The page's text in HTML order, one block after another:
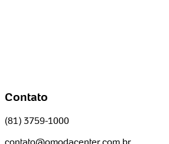
Contato
(81) 3759-1000